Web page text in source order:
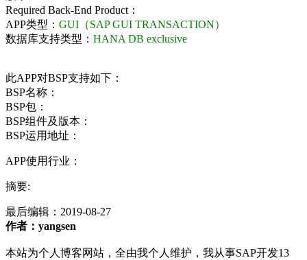
Required Back-End Product：
APP类型： GUI（SAP GUI TRANSACTION）
数据库支持类型： HANA DB exclusive
此APP对BSP支持如下：
BSP名称：
BSP包：
BSP组件及版本：
BSP运用地址：
APP使用行业：
摘要:
最后编辑： 2019-08-27
作者：yangsen
本站为个人博客网站，全由我个人维护，我从事SAP开发13